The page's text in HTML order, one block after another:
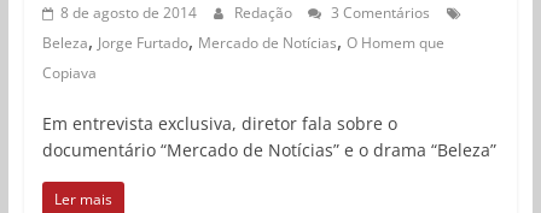
8 de agosto de 2014 Redação
3 Comentários
Beleza, Jorge Furtado, Mercado de Notícias, O Homem que
Copiava
Em entrevista exclusiva, diretor fala sobre o
documentário “Mercado de Notícias” e o drama “Beleza”
Ler mais